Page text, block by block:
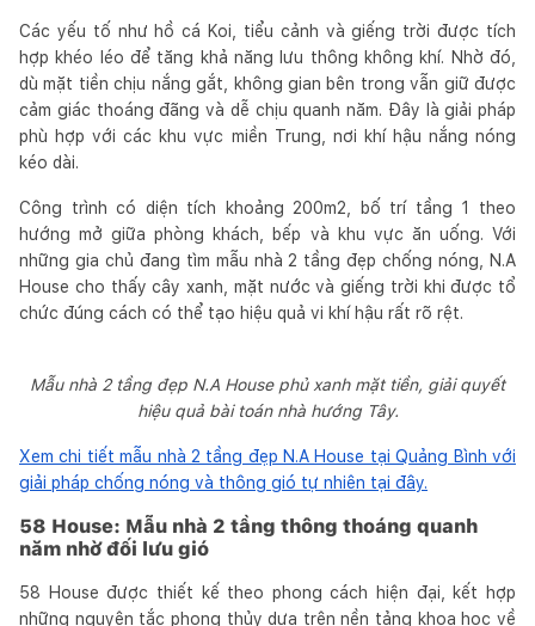
Các yếu tố như hồ cá Koi, tiểu cảnh và giếng trời được tích
hợp khéo léo để tăng khả năng lưu thông không khí. Nhờ đó,
dù mặt tiền chịu nắng gắt, không gian bên trong vẫn giữ được
cảm giác thoáng đãng và dễ chịu quanh năm. Đây là giải pháp
phù hợp với các khu vực miền Trung, nơi khí hậu nắng nóng
kéo dài.
Công trình có diện tích khoảng 200m2, bố trí tầng 1 theo
hướng mở giữa phòng khách, bếp và khu vực ăn uống. Với
những gia chủ đang tìm mẫu nhà 2 tầng đẹp chống nóng, N.A
House cho thấy cây xanh, mặt nước và giếng trời khi được tổ
chức đúng cách có thể tạo hiệu quả vi khí hậu rất rõ rệt.
Mẫu nhà 2 tầng đẹp N.A House phủ xanh mặt tiền, giải quyết
hiệu quả bài toán nhà hướng Tây.
Xem chi tiết mẫu nhà 2 tầng đẹp N.A House tại Quảng Bình với
giải pháp chống nóng và thông gió tự nhiên tại đây.
58 House: Mẫu nhà 2 tầng thông thoáng quanh
năm nhờ đối lưu gió
58 House được thiết kế theo phong cách hiện đại, kết hợp
những nguyên tắc phong thủy dựa trên nền tảng khoa học về